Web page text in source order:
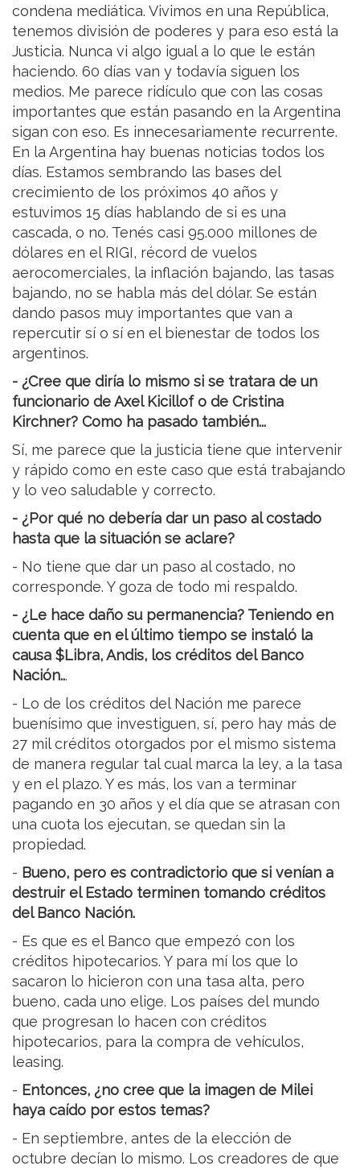
condena mediática. Vivimos en una República,
tenemos división de poderes y para eso está la
Justicia. Nunca vi algo igual a lo que le están
haciendo. 60 días van y todavía siguen los
medios. Me parece ridículo que con las cosas
importantes que están pasando en la Argentina
sigan con eso. Es innecesariamente recurrente.
En la Argentina hay buenas noticias todos los
días. Estamos sembrando las bases del
crecimiento de los próximos 40 años y
estuvimos 15 días hablando de si es una
cascada, o no. Tenés casi 95.000 millones de
dólares en el RIGI, récord de vuelos
aerocomerciales, la inflación bajando, las tasas
bajando, no se habla más del dólar. Se están
dando pasos muy importantes que van a
repercutir sí o sí en el bienestar de todos los
argentinos.
- ¿Cree que diría lo mismo si se tratara de un
funcionario de Axel Kicillof o de Cristina
Kirchner? Como ha pasado también...
Sí, me parece que la justicia tiene que intervenir
y rápido como en este caso que está trabajando
y lo veo saludable y correcto.
- ¿Por qué no debería dar un paso al costado
hasta que la situación se aclare?
- No tiene que dar un paso al costado, no
corresponde. Y goza de todo mi respaldo.
- ¿Le hace daño su permanencia? Teniendo en
cuenta que en el último tiempo se instaló la
causa $Libra, Andis, los créditos del Banco
Nación...
- Lo de los créditos del Nación me parece
buenísimo que investiguen, sí, pero hay más de
27 mil créditos otorgados por el mismo sistema
de manera regular tal cual marca la ley, a la tasa
y en el plazo. Y es más, los van a terminar
pagando en 30 años y el día que se atrasan con
una cuota los ejecutan, se quedan sin la
propiedad.
- Bueno, pero es contradictorio que si venían a
destruir el Estado terminen tomando créditos
del Banco Nación.
- Es que es el Banco que empezó con los
créditos hipotecarios. Y para mí los que lo
sacaron lo hicieron con una tasa alta, pero
bueno, cada uno elige. Los países del mundo
que progresan lo hacen con créditos
hipotecarios, para la compra de vehículos,
leasing.
- Entonces, ¿no cree que la imagen de Milei
haya caído por estos temas?
- En septiembre, antes de la elección de
octubre decían lo mismo. Los creadores de que